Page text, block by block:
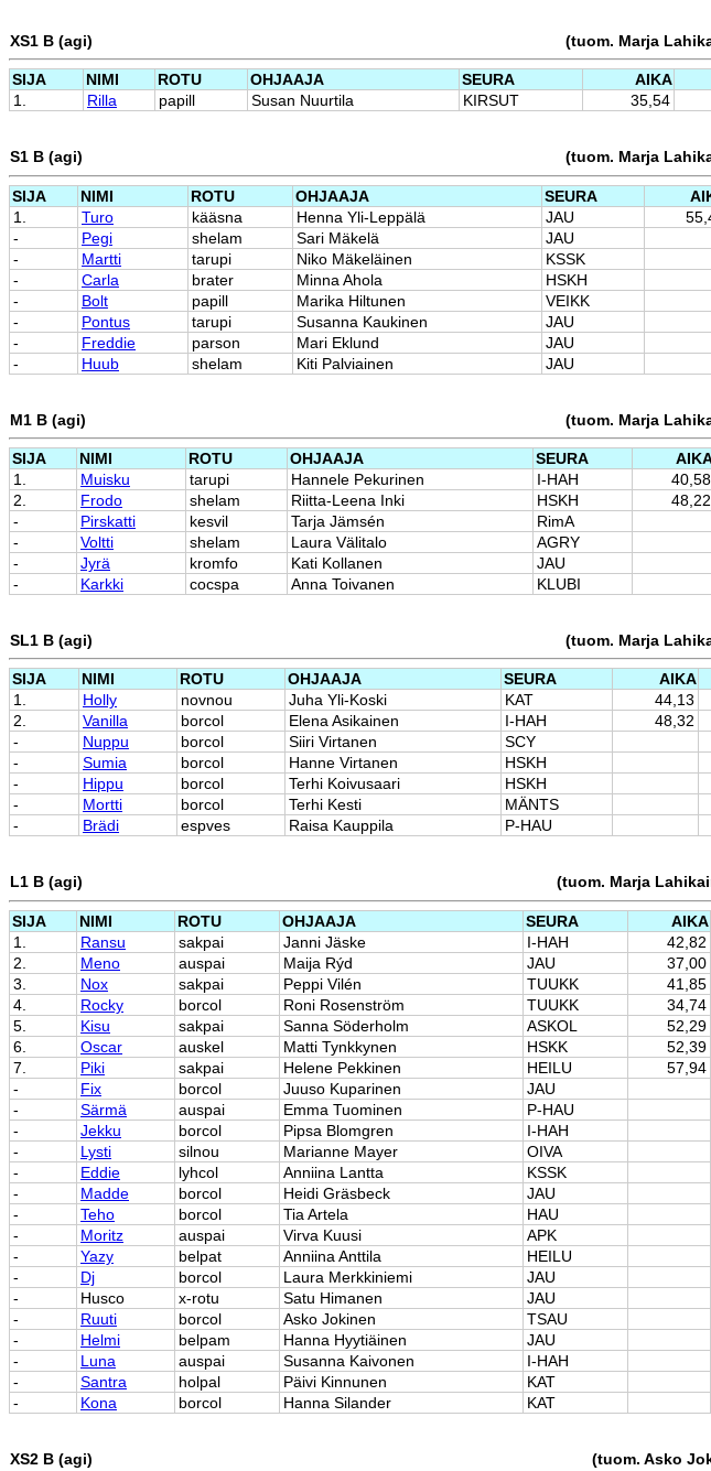
XS1 B (agi) (tuom. Marja
SIJA NIMI ROTU OHJAAJA SEURA AIKA
1.
Rilla papill Susan Nuurtila KIRSUT 35,54
S1 B (agi) (tuom. Marja
SIJA NIMI ROTU OHJAAJA SEURA
1.
Turo kääsna Henna Yli-Leppälä JAU
-
Pegi shelam Sari Mäkelä JAU
-
Martti tarupi Niko Mäkeläinen KSSK
-
Carla brater Minna Ahola HSKH
-
Bolt papill Marika Hiltunen VEIKK
-
Pontus tarupi Susanna Kaukinen JAU
-
Freddie parson Mari Eklund JAU
-
Huub shelam Kiti Palviainen JAU
M1 B (agi) (tuom. Marja
SIJA NIMI ROTU OHJAAJA SEURA
1.
Muisku tarupi Hannele Pekurinen I-HAH 40,58
2.
Frodo shelam Riitta-Leena Inki HSKH 48,22
-
Pirskatti kesvil Tarja Jämsén RimA
-
Voltti shelam Laura Välitalo AGRY
-
Jyrä kromfo Kati Kollanen JAU
-
Karkki cocspa Anna Toivanen KLUBI
SL1 B (agi) (tuom. Marja
SIJA NIMI ROTU OHJAAJA SEURA AIKA
1.
Holly novnou Juha Yli-Koski KAT 44,13
2.
Vanilla borcol Elena Asikainen I-HAH 48,32
-
Nuppu borcol Siiri Virtanen SCY
-
Sumia borcol Hanne Virtanen HSKH
-
Hippu borcol Terhi Koivusaari HSKH
-
Mortti borcol Terhi Kesti MÄNTS
-
Brädi espves Raisa Kauppila P-HAU
L1 B (agi) (tuom. Marja
SIJA NIMI ROTU OHJAAJA SEURA AIKA
1.
Ransu sakpai Janni Jäske I-HAH 42,82
2.
Meno auspai Maija Rýd JAU 37,00
3.
Nox sakpai Peppi Vilén TUUKK 41,85
4.
Rocky borcol Roni Rosenström TUUKK 34,74
5.
Kisu sakpai Sanna Söderholm ASKOL 52,29
6.
Oscar auskel Matti Tynkkynen HSKK 52,39
7.
Piki sakpai Helene Pekkinen HEILU 57,94
-
Fix borcol Juuso Kuparinen JAU
-
Särmä auspai Emma Tuominen P-HAU
-
Jekku borcol Pipsa Blomgren I-HAH
-
Lysti silnou Marianne Mayer OIVA
-
Eddie lyhcol Anniina Lantta KSSK
-
Madde borcol Heidi Gräsbeck JAU
-
Teho borcol Tia Artela HAU
-
Moritz auspai Virva Kuusi APK
-
Yazy belpat Anniina Anttila HEILU
-
Dj borcol Laura Merkkiniemi JAU
-
Husco x-rotu Satu Himanen JAU
-
Ruuti borcol Asko Jokinen TSAU
-
Helmi belpam Hanna Hyytiäinen JAU
-
Luna auspai Susanna Kaivonen I-HAH
-
Santra holpal Päivi Kinnunen KAT
-
Kona borcol Hanna Silander KAT
XS2 B (agi) (tuom. Asko